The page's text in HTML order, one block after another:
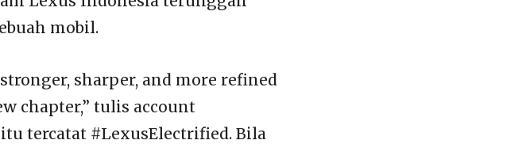
mobil.
sharper, and more refined
chapter,” tulis account
tercatat #LexusElectrified. Bila